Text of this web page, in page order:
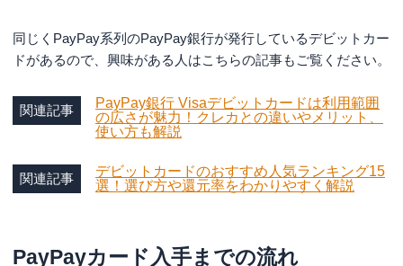
同じくPayPay系列のPayPay銀行が発行しているデビットカー
ドがあるので、興味がある人はこちらの記事もご覧ください。
関連記事
PayPay銀行 Visaデビットカードは利用範囲
の広さが魅力！クレカとの違いやメリット、
使い方も解説
関連記事
デビットカードのおすすめ人気ランキング15
選！選び方や還元率をわかりやすく解説
PayPayカード入手までの流れ